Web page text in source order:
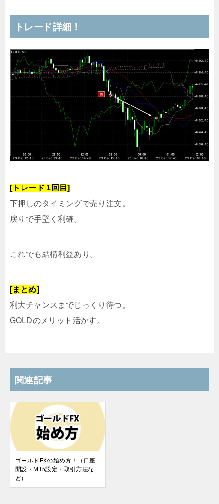
トレード詳細！
[トレード 1回目]
下押しのタイミングで売り注文。
戻りで手堅く利確。
これでも結構利益あり。
[まとめ]
利大チャンスまでじっくり待つ。
GOLDのメリット活かす。
関連記事
ゴールドFXの始め方！（口座
開設・MT5設定・取引方法な
ど）